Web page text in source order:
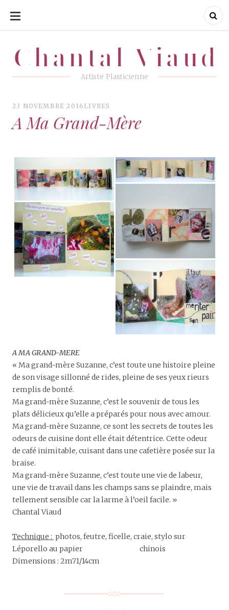
ALLER
CONTENU
Chantal Viaud
Artiste Plasticienne
Chantal Viaud
23 NOVEMBRE 2016 LIVRES
A Ma Grand-Mère
A MA GRAND-MERE
« Ma grand-mère Suzanne, c’est toute une histoire pleine
de son visage sillonné de rides, pleine de ses yeux rieurs
remplis de bonté.
Ma grand-mère Suzanne, c’est le souvenir de tous les
plats délicieux qu’elle a préparés pour nous avec amour.
Ma grand-mère Suzanne, ce sont les secrets de toutes les
odeurs de cuisine dont elle était détentrice. Cette odeur
de café inimitable, cuisant dans une cafetière posée sur la
braise.
Ma grand-mère Suzanne, c’est toute une vie de labeur,
une vie de travail dans les champs sans se plaindre, mais
tellement sensible car la larme à l’oeil facile. »
Chantal Viaud
Technique : photos, feutre, ficelle, craie, stylo sur
Léporello au papier chinois
Dimensions : 2m71/14cm